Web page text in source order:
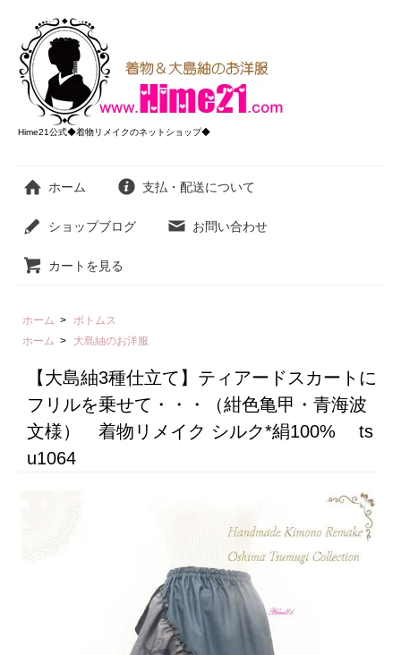
Hime21公式◆着物リメイクのネットショップ◆
ホーム 支払・配送について
ショップブログ お問い合わせ
カートを見る
ホーム > ボトムス
ホーム > 大島紬のお洋服
【大島紬3種仕立て】ティアードスカートに
フリルを乗せて・・・（紺色亀甲・青海波
文様） 着物リメイク シルク*絹100% ts
u1064